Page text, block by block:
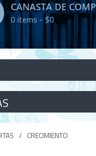
CANASTA DE
0items -$0
/ CRECIMIENTO